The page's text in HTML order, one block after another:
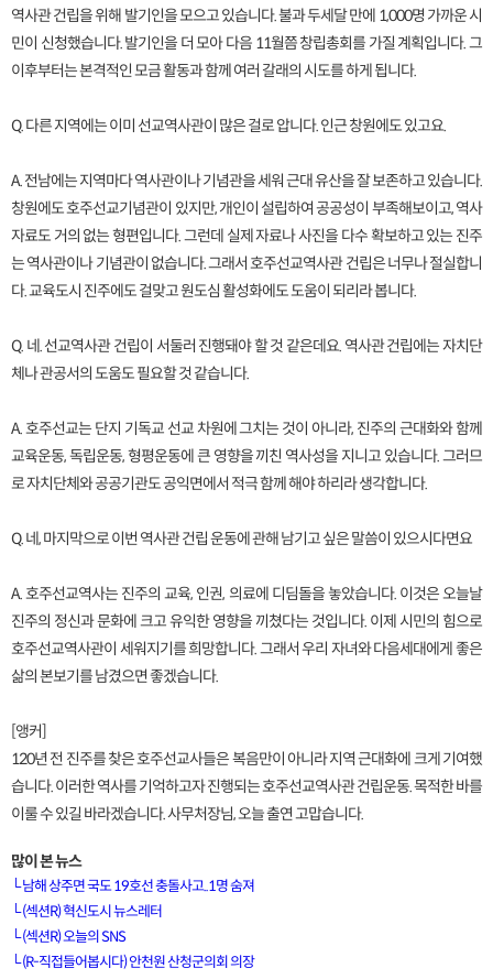
역사관 건립을 위해 발기인을 모으고 있습니다. 불과 두세달 만에 1,000명 가까운 시
민이 신청했습니다. 발기인을 더 모아 다음 11월쯤 창립총회를 가질 계획입니다. 그
이후부터는 본격적인 모금 활동과 함께 여러 갈래의 시도를 하게 됩니다.
Q. 다른 지역에는 이미 선교역사관이 많은 걸로 압니다. 인근 창원에도 있고요.
A. 전남에는 지역마다 역사관이나 기념관을 세워 근대 유산을 잘 보존하고 있습니다.
창원에도 호주선교기념관이 있지만, 개인이 설립하여 공공성이 부족해보이고, 역사
자료도 거의 없는 형편입니다. 그런데 실제 자료나 사진을 다수 확보하고 있는 진주
는 역사관이나 기념관이 없습니다. 그래서 호주선교역사관 건립은 너무나 절실합니
다. 교육도시 진주에도 걸맞고 원도심 활성화에도 도움이 되리라 봅니다.
Q. 네. 선교역사관 건립이 서둘러 진행돼야 할 것 같은데요. 역사관 건립에는 자치단
체나 관공서의 도움도 필요할 것 같습니다.
A. 호주선교는 단지 기독교 선교 차원에 그치는 것이 아니라, 진주의 근대화와 함께
교육운동, 독립운동, 형평운동에 큰 영향을 끼친 역사성을 지니고 있습니다. 그러므
로 자치단체와 공공기관도 공익면에서 적극 함께 해야 하리라 생각합니다.
Q. 네, 마지막으로 이번 역사관 건립 운동에 관해 남기고 싶은 말씀이 있으시다면요
A. 호주선교역사는 진주의 교육, 인권, 의료에 디딤돌을 놓았습니다. 이것은 오늘날
진주의 정신과 문화에 크고 유익한 영향을 끼쳤다는 것입니다. 이제 시민의 힘으로
호주선교역사관이 세워지기를 희망합니다. 그래서 우리 자녀와 다음세대에게 좋은
삶의 본보기를 남겼으면 좋겠습니다.
[앵커]
120년 전 진주를 찾은 호주선교사들은 복음만이 아니라 지역 근대화에 크게 기여했
습니다. 이러한 역사를 기억하고자 진행되는 호주선교역사관 건립운동. 목적한 바를
이룰 수 있길 바라겠습니다. 사무처장님, 오늘 출연 고맙습니다.
많이 본 뉴스
└남해 상주면 국도 19호선 충돌사고..1명 숨져
└(섹션R) 혁신도시 뉴스레터
└(섹션R) 오늘의 SNS
└(R-직접들어봅시다) 안천원 산청군의회 의장
[VOD공지] 청춘초이스 이용금액 변경 안내